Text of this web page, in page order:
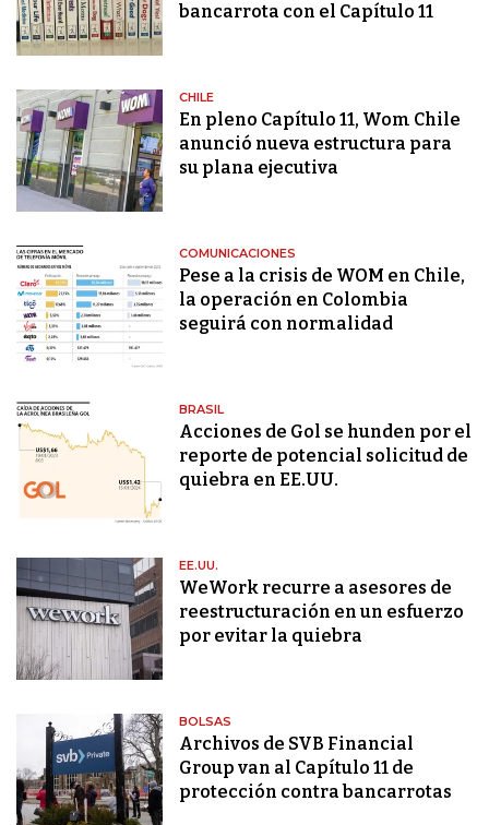
bancarrota con el Capítulo 11
CHILE
En pleno Capítulo 11, Wom Chile
anunció nueva estructura para
su plana ejecutiva
COMUNICACIONES
Pese a la crisis de WOM en Chile,
la operación en Colombia
seguirá con normalidad
BRASIL
Acciones de Gol se hunden por el
reporte de potencial solicitud de
quiebra en EE.UU.
EE.UU.
WeWork recurre a asesores de
reestructuración en un esfuerzo
por evitar la quiebra
BOLSAS
Archivos de SVB Financial
Group van al Capítulo 11 de
protección contra bancarrotas